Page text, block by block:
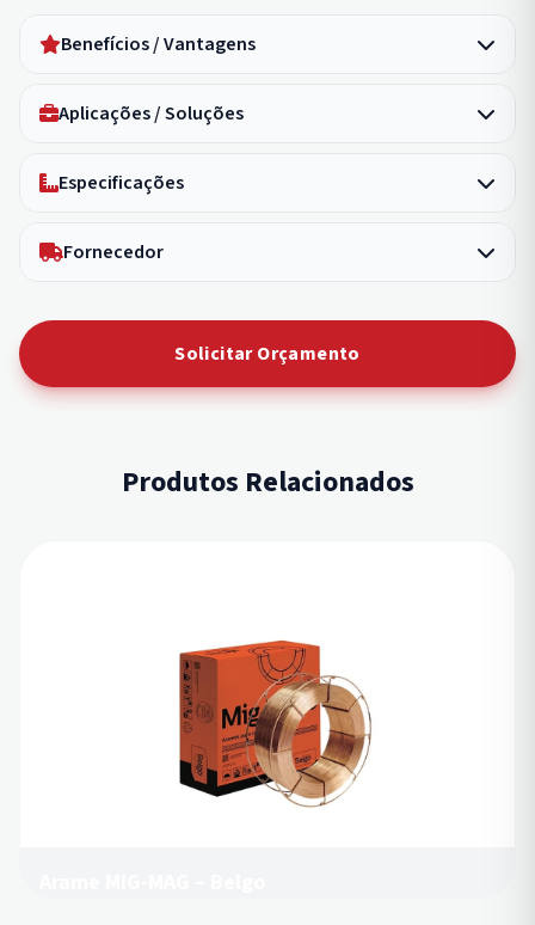
Benefícios / Vantagens
Aplicações / Soluções
Especificações
Fornecedor
Solicitar Orçamento
Produtos Relacionados